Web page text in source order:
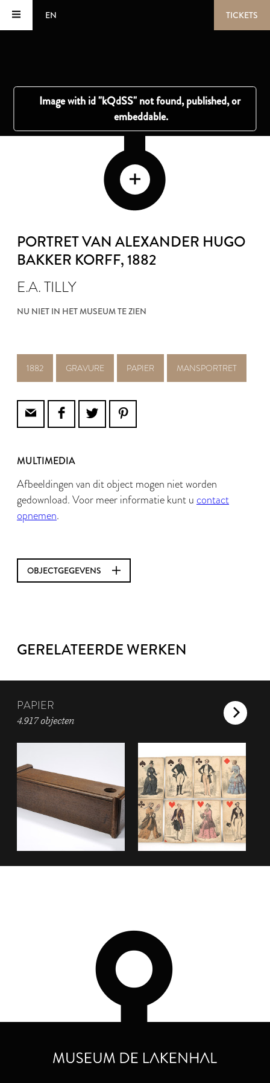
EN TICKETS
PORTRET VAN ALEXANDER HUGO
BAKKER KORFF, 1882
E.A. TILLY
NU NIET IN HET MUSEUM TE ZIEN
1882 GRAVURE PAPIER MANSPORTRET
MULTIMEDIA
Afbeeldingen van dit object mogen niet worden
gedownload. Voor meer informatie kunt u contact
opnemen.
OBJECTGEGEVENS
GERELATEERDE WERKEN
PAPIER
4.917 objecten